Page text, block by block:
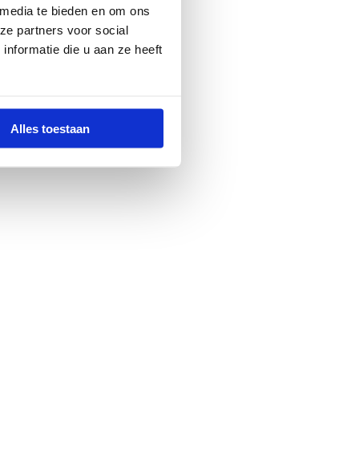
te bieden en om ons
partners voor social
die u aan ze heeft
Alles toestaan